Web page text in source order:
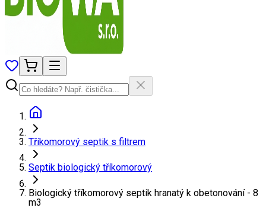
Tříkomorový septik s filtrem
Septik biologický tříkomorový
Biologický tříkomorový septik hranatý k obetonování - 8
m3